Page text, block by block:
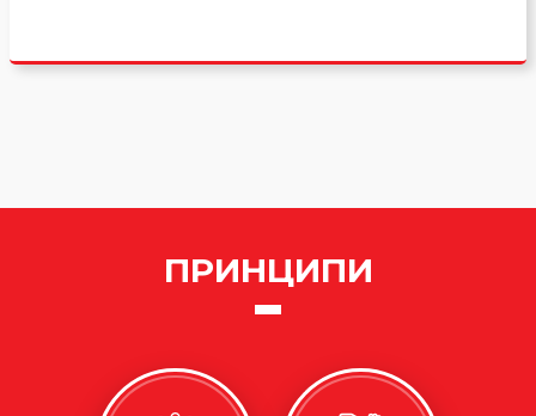
ПРИНЦИПИ